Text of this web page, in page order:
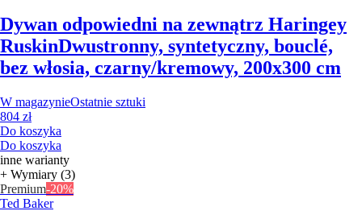
Dywan odpowiedni na zewnątrz Haringey
RuskinDwustronny, syntetyczny, bouclé,
bez włosia, czarny/kremowy, 200x300 cm
W magazynieOstatnie sztuki
804 zł
Do koszyka
Do koszyka
inne warianty
+ Wymiary (3)
Premium-20%
Ted Baker